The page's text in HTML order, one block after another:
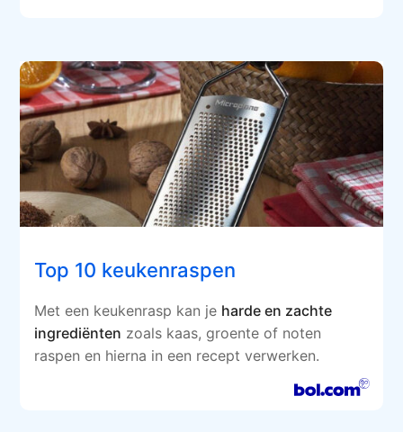
Top 10 keukenraspen
Met een keukenrasp kan je harde en zachte
ingrediënten zoals kaas, groente of noten
raspen en hierna in een recept verwerken.